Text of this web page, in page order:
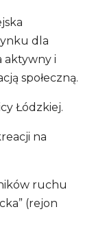
dla
aktywny i
społeczną.
Łódzkiej.
na
ruchu
(rejon